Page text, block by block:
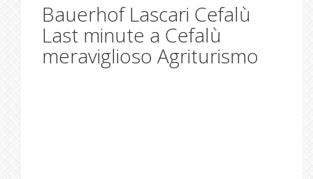
Bauerhof Lascari Cefalù
Last minute a Cefalù
meraviglioso Agriturismo